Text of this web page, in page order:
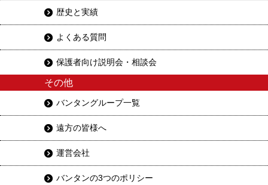
歴史と実績
よくある質問
保護者向け説明会・相談会
その他
バンタングループ一覧
遠方の皆様へ
運営会社
バンタンの3つのポリシー